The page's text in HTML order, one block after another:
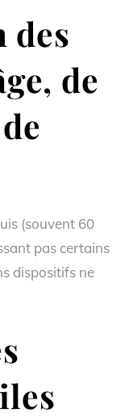
des
de
(souvent 60
pas certains
dispositifs ne